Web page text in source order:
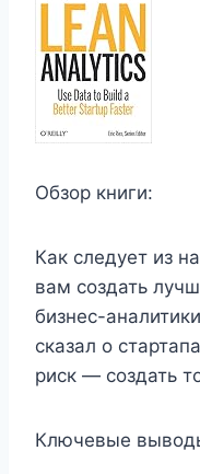
Обзор книги:
Как следует из
вам создать
бизнес-
сказал о
риск — создать
Ключевые